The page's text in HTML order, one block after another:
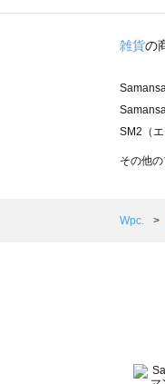
雑貨の
SM2（
その他
Wpc.